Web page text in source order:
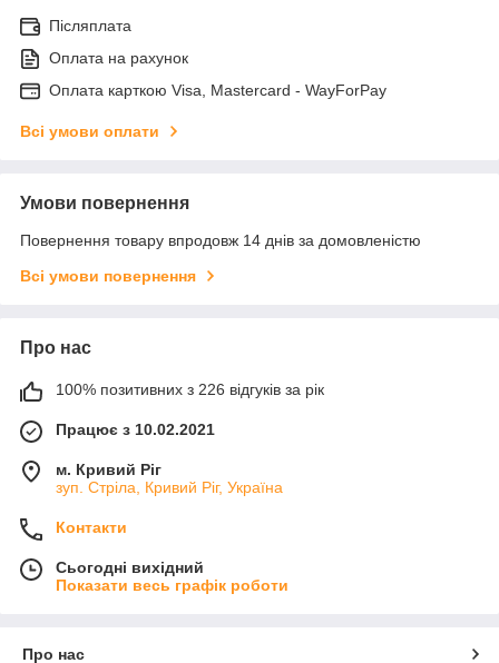
Післяплата
Оплата на рахунок
Оплата карткою Visa, Mastercard - WayForPay
Всі умови оплати
Умови повернення
Повернення товару впродовж 14 днів за домовленістю
Всі умови повернення
Про нас
100% позитивних з 226 відгуків за рік
Працює з 10.02.2021
м. Кривий Ріг
зуп. Стріла, Кривий Ріг, Україна
Контакти
Сьогодні вихідний
Показати весь графік роботи
Про нас